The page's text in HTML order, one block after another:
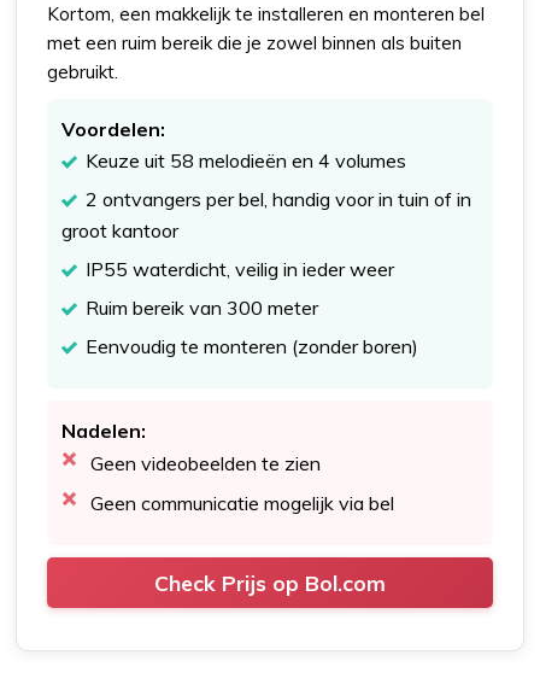
Kortom, een makkelijk te installeren en monteren bel
met een ruim bereik die je zowel binnen als buiten
gebruikt.
Voordelen:
Keuze uit 58 melodieën en 4 volumes
2 ontvangers per bel, handig voor in tuin of in
groot kantoor
IP55 waterdicht, veilig in ieder weer
Ruim bereik van 300 meter
Eenvoudig te monteren (zonder boren)
Nadelen:
Geen videobeelden te zien
Geen communicatie mogelijk via bel
Check Prijs op Bol.com